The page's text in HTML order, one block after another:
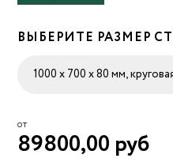
ВЫБЕРИТЕ РАЗМЕР
от
89800,00 руб